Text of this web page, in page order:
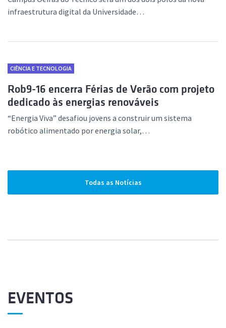
infraestrutura digital da Universidade…
CIÊNCIA E TECNOLOGIA
Rob9-16 encerra Férias de Verão com projeto
dedicado às energias renováveis
“Energia Viva” desafiou jovens a construir um sistema
robótico alimentado por energia solar,…
Todas as Notícias
EVENTOS